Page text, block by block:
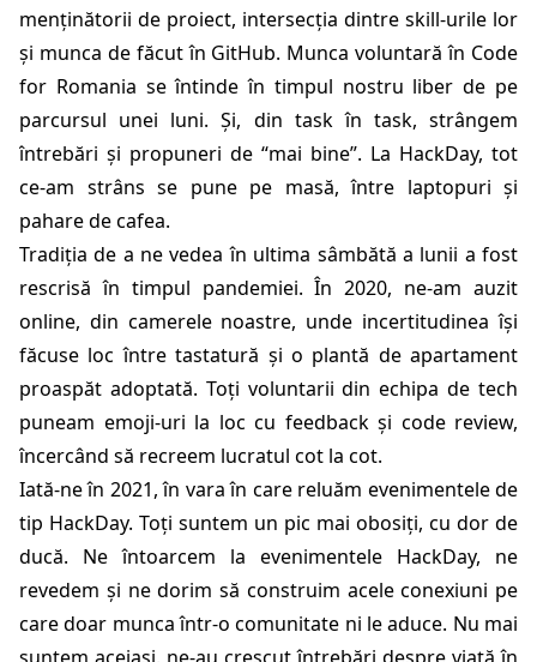
menținătorii de proiect, intersecția dintre skill-urile lor
și munca de făcut în GitHub. Munca voluntară în Code
for Romania se întinde în timpul nostru liber de pe
parcursul unei luni. Și, din task în task, strângem
întrebări și propuneri de “mai bine”. La HackDay, tot
ce-am strâns se pune pe masă, între laptopuri și
pahare de cafea.
Tradiția de a ne vedea în ultima sâmbătă a lunii a fost
rescrisă în timpul pandemiei. În 2020, ne-am auzit
online, din camerele noastre, unde incertitudinea își
făcuse loc între tastatură și o plantă de apartament
proaspăt adoptată. Toți voluntarii din echipa de tech
puneam emoji-uri la loc cu feedback și code review,
încercând să recreem lucratul cot la cot.
Iată-ne în 2021, în vara în care reluăm evenimentele de
tip HackDay. Toți suntem un pic mai obosiți, cu dor de
ducă. Ne întoarcem la evenimentele HackDay, ne
revedem și ne dorim să construim acele conexiuni pe
care doar munca într-o comunitate ni le aduce. Nu mai
suntem aceiași, ne-au crescut întrebări despre viață în